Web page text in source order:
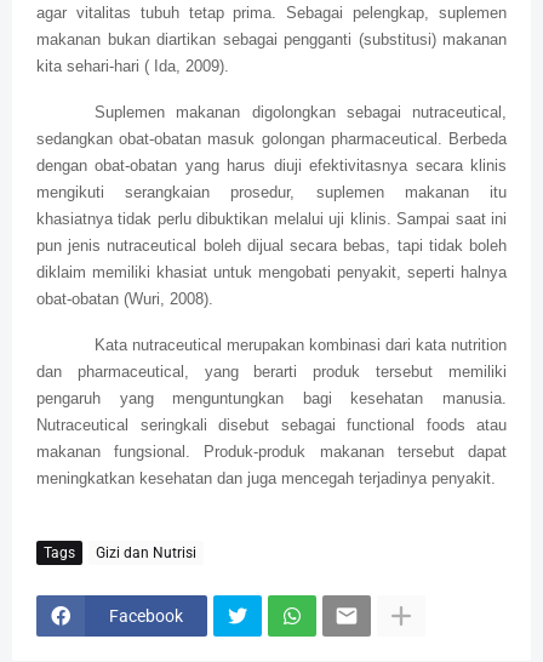
agar vitalitas tubuh tetap prima. Sebagai pelengkap, suplemen
makanan bukan diartikan sebagai pengganti (substitusi) makanan
kita sehari-hari ( Ida, 2009).
Suplemen makanan digolongkan sebagai nutraceutical,
sedangkan obat-obatan masuk golongan pharmaceutical. Berbeda
dengan obat-obatan yang harus diuji efektivitasnya secara klinis
mengikuti serangkaian prosedur, suplemen makanan itu
khasiatnya tidak perlu dibuktikan melalui uji klinis. Sampai saat ini
pun jenis nutraceutical boleh dijual secara bebas, tapi tidak boleh
diklaim memiliki khasiat untuk mengobati penyakit, seperti halnya
obat-obatan (Wuri, 2008).
Kata nutraceutical merupakan kombinasi dari kata nutrition
dan pharmaceutical, yang berarti produk tersebut memiliki
pengaruh yang menguntungkan bagi kesehatan manusia.
Nutraceutical seringkali disebut sebagai functional foods atau
makanan fungsional. Produk-produk makanan tersebut dapat
meningkatkan kesehatan dan juga mencegah terjadinya penyakit.
Tags Gizi dan Nutrisi
Facebook